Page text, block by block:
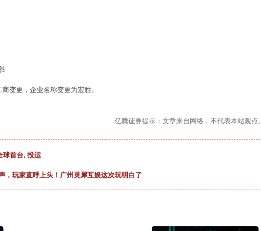
变更，企业名称变更为宏胜。
亿腾证券提示：文章来自网络，不代表本站观点。
球首台, 投运
，玩家直呼上头！广州灵犀互娱这次玩明白了